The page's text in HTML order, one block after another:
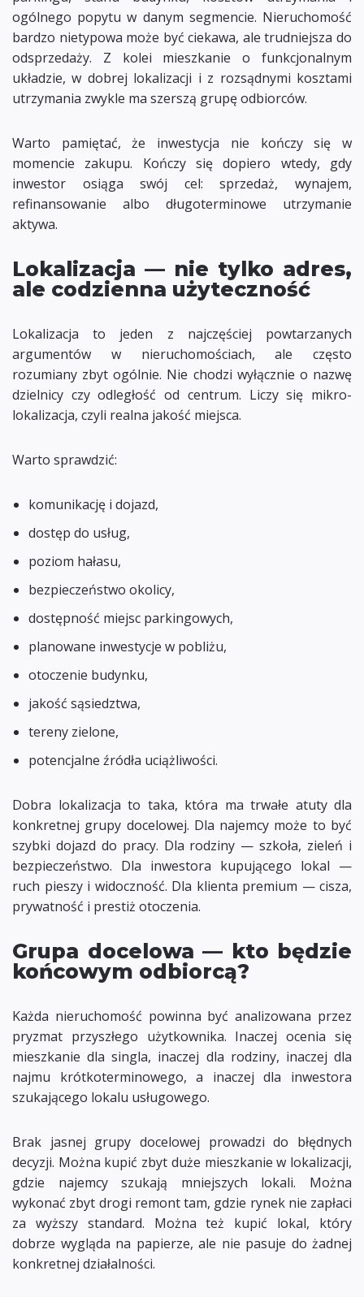
ogólnego popytu w danym segmencie. Nieruchomość
bardzo nietypowa może być ciekawa, ale trudniejsza do
odsprzedaży. Z kolei mieszkanie o funkcjonalnym
układzie, w dobrej lokalizacji i z rozsądnymi kosztami
utrzymania zwykle ma szerszą grupę odbiorców.
Warto pamiętać, że inwestycja nie kończy się w
momencie zakupu. Kończy się dopiero wtedy, gdy
inwestor osiąga swój cel: sprzedaż, wynajem,
refinansowanie albo długoterminowe utrzymanie
aktywa.
Lokalizacja — nie tylko adres,
ale codzienna użyteczność
Lokalizacja to jeden z najczęściej powtarzanych
argumentów w nieruchomościach, ale często
rozumiany zbyt ogólnie. Nie chodzi wyłącznie o nazwę
dzielnicy czy odległość od centrum. Liczy się mikro-
lokalizacja, czyli realna jakość miejsca.
Warto sprawdzić:
komunikację i dojazd,
dostęp do usług,
poziom hałasu,
bezpieczeństwo okolicy,
dostępność miejsc parkingowych,
planowane inwestycje w pobliżu,
otoczenie budynku,
jakość sąsiedztwa,
tereny zielone,
potencjalne źródła uciążliwości.
Dobra lokalizacja to taka, która ma trwałe atuty dla
konkretnej grupy docelowej. Dla najemcy może to być
szybki dojazd do pracy. Dla rodziny — szkoła, zieleń i
bezpieczeństwo. Dla inwestora kupującego lokal —
ruch pieszy i widoczność. Dla klienta premium — cisza,
prywatność i prestiż otoczenia.
Grupa docelowa — kto będzie
końcowym odbiorcą?
Każda nieruchomość powinna być analizowana przez
pryzmat przyszłego użytkownika. Inaczej ocenia się
mieszkanie dla singla, inaczej dla rodziny, inaczej dla
najmu krótkoterminowego, a inaczej dla inwestora
szukającego lokalu usługowego.
Brak jasnej grupy docelowej prowadzi do błędnych
decyzji. Można kupić zbyt duże mieszkanie w lokalizacji,
gdzie najemcy szukają mniejszych lokali. Można
wykonać zbyt drogi remont tam, gdzie rynek nie zapłaci
za wyższy standard. Można też kupić lokal, który
dobrze wygląda na papierze, ale nie pasuje do żadnej
konkretnej działalności.